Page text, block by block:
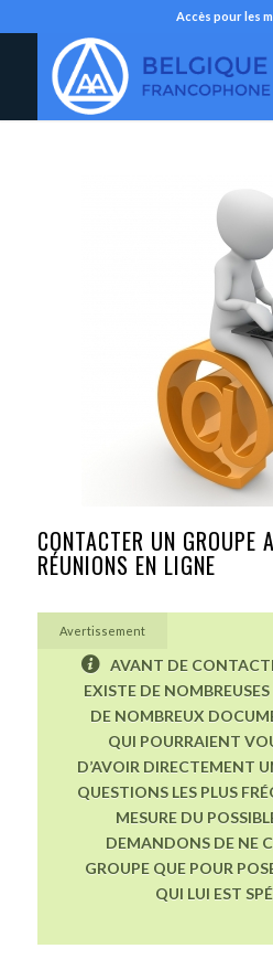
Accès pour les
CONTACTER UN GROUPE
RÉUNIONS EN LIGNE
Avertissement
AVANT DE
EXISTE DE
DE NOMBREUX
QUI POURRAIENT
D’AVOIR DIRECTEMENT
QUESTIONS LES PLUS
MESURE DU
DEMANDONS DE NE
GROUPE QUE POUR
QUI LUI EST